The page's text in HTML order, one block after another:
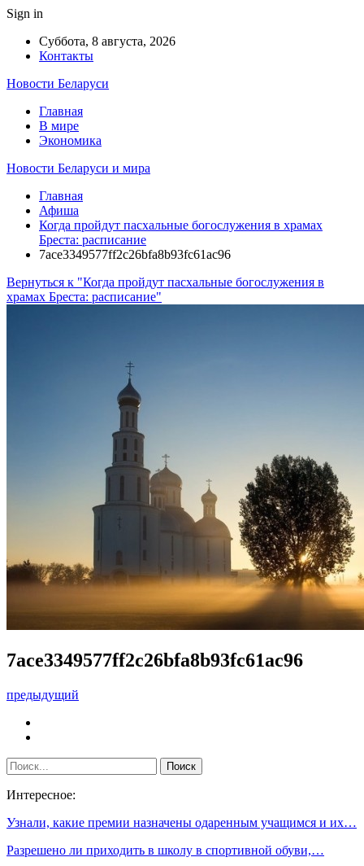
Sign in
Суббота, 8 августа, 2026
Контакты
Новости Беларуси
Главная
В мире
Экономика
Новости Беларуси и мира
Главная
Афиша
Когда пройдут пасхальные богослужения в храмах
Бреста: расписание
7ace3349577ff2c26bfa8b93fc61ac96
Вернуться к "Когда пройдут пасхальные богослужения в
храмах Бреста: расписание"
7ace3349577ff2c26bfa8b93fc61ac96
предыдущий
Интересное:
Узнали, какие премии назначены одаренным учащимся и их…
Разрешено ли приходить в школу в спортивной обуви,…